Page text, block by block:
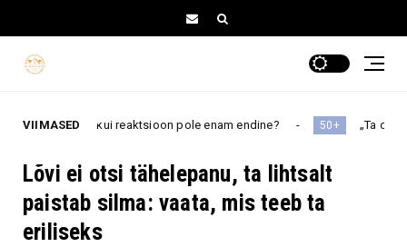
VIIMASED
kui reaktsioon pole enam endine? 50+ „Ta on ju ikkagi minu
Lõvi ei otsi tähelepanu, ta lihtsalt
paistab silma: vaata, mis teeb ta
eriliseks